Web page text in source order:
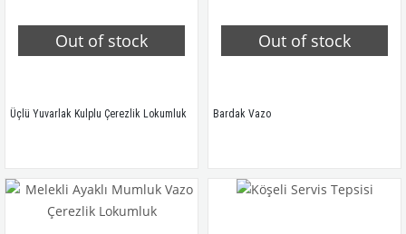
Out of stock
Üçlü Yuvarlak Kulplu Çerezlik Lokumluk
Out of stock
Bardak Vazo